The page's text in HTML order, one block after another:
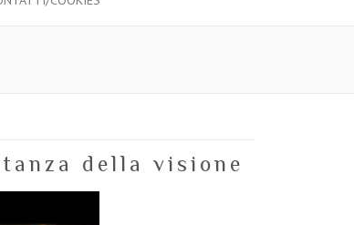
della visione